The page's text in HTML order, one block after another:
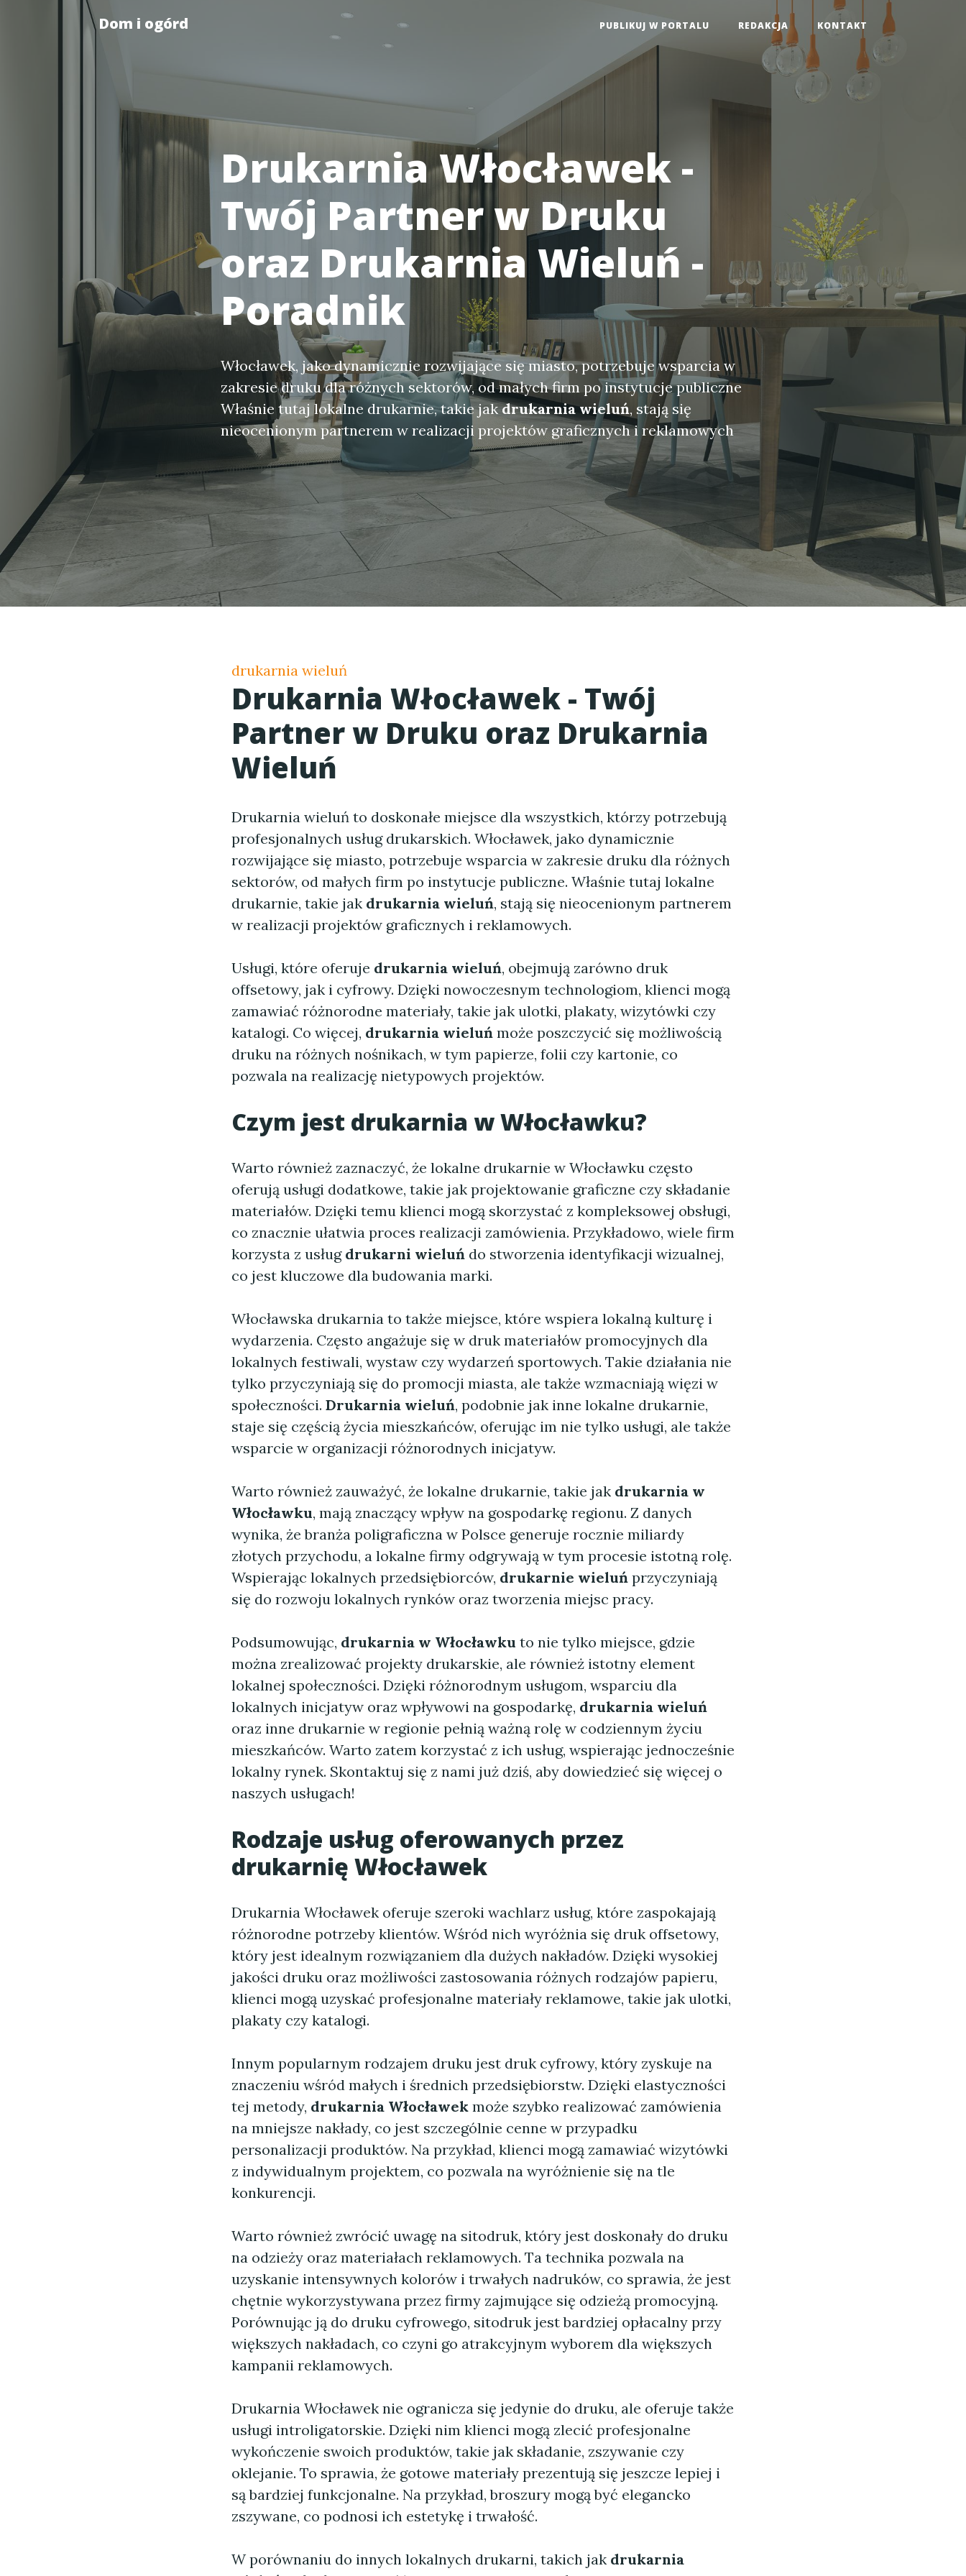
Dom i ogórd PUBLIKUJ W PORTALU REDAKCJA KONTAKT
Drukarnia Włocławek -
Twój Partner w Druku
oraz Drukarnia Wieluń -
Poradnik
Włocławek, jako dynamicznie rozwijające się miasto, potrzebuje wsparcia w
zakresie druku dla różnych sektorów, od małych firm po instytucje publiczne
Właśnie tutaj lokalne drukarnie, takie jakdrukarnia wieluń, stają się
nieocenionym partnerem w realizacji projektów graficznych i reklamowych
drukarnia wieluń
Drukarnia Włocławek - Twój
Partner w Druku oraz Drukarnia
Wieluń
Drukarnia wieluń to doskonałe miejsce dla wszystkich, którzy potrzebują
profesjonalnych usług drukarskich. Włocławek, jako dynamicznie
rozwijające się miasto, potrzebuje wsparcia w zakresie druku dla różnych
sektorów, od małych firm po instytucje publiczne. Właśnie tutaj lokalne
drukarnie, takie jak drukarnia wieluń, stają się nieocenionym partnerem
w realizacji projektów graficznych i reklamowych.
Usługi, które oferuje drukarnia wieluń, obejmują zarówno druk
offsetowy, jak i cyfrowy. Dzięki nowoczesnym technologiom, klienci mogą
zamawiać różnorodne materiały, takie jak ulotki, plakaty, wizytówki czy
katalogi. Co więcej, drukarnia wieluń może poszczycić się możliwością
druku na różnych nośnikach, w tym papierze, folii czy kartonie, co
pozwala na realizację nietypowych projektów.
Czym jest drukarnia w Włocławku?
Warto również zaznaczyć, że lokalne drukarnie w Włocławku często
oferują usługi dodatkowe, takie jak projektowanie graficzne czy składanie
materiałów. Dzięki temu klienci mogą skorzystać z kompleksowej obsługi,
co znacznie ułatwia proces realizacji zamówienia. Przykładowo, wiele firm
korzysta z usług drukarni wieluń do stworzenia identyfikacji wizualnej,
co jest kluczowe dla budowania marki.
Włocławska drukarnia to także miejsce, które wspiera lokalną kulturę i
wydarzenia. Często angażuje się w druk materiałów promocyjnych dla
lokalnych festiwali, wystaw czy wydarzeń sportowych. Takie działania nie
tylko przyczyniają się do promocji miasta, ale także wzmacniają więzi w
społeczności. Drukarnia wieluń, podobnie jak inne lokalne drukarnie,
staje się częścią życia mieszkańców, oferując im nie tylko usługi, ale także
wsparcie w organizacji różnorodnych inicjatyw.
Warto również zauważyć, że lokalne drukarnie, takie jak drukarnia w
Włocławku, mają znaczący wpływ na gospodarkę regionu. Z danych
wynika, że branża poligraficzna w Polsce generuje rocznie miliardy
złotych przychodu, a lokalne firmy odgrywają w tym procesie istotną rolę.
Wspierając lokalnych przedsiębiorców, drukarnie wieluń przyczyniają
się do rozwoju lokalnych rynków oraz tworzenia miejsc pracy.
Podsumowując, drukarnia w Włocławku to nie tylko miejsce, gdzie
można zrealizować projekty drukarskie, ale również istotny element
lokalnej społeczności. Dzięki różnorodnym usługom, wsparciu dla
lokalnych inicjatyw oraz wpływowi na gospodarkę, drukarnia wieluń
oraz inne drukarnie w regionie pełnią ważną rolę w codziennym życiu
mieszkańców. Warto zatem korzystać z ich usług, wspierając jednocześnie
lokalny rynek. Skontaktuj się z nami już dziś, aby dowiedzieć się więcej o
naszych usługach!
Rodzaje usług oferowanych przez
drukarnię Włocławek
Drukarnia Włocławek oferuje szeroki wachlarz usług, które zaspokajają
różnorodne potrzeby klientów. Wśród nich wyróżnia się druk offsetowy,
który jest idealnym rozwiązaniem dla dużych nakładów. Dzięki wysokiej
jakości druku oraz możliwości zastosowania różnych rodzajów papieru,
klienci mogą uzyskać profesjonalne materiały reklamowe, takie jak ulotki,
plakaty czy katalogi.
Innym popularnym rodzajem druku jest druk cyfrowy, który zyskuje na
znaczeniu wśród małych i średnich przedsiębiorstw. Dzięki elastyczności
tej metody, drukarnia Włocławek może szybko realizować zamówienia
na mniejsze nakłady, co jest szczególnie cenne w przypadku
personalizacji produktów. Na przykład, klienci mogą zamawiać wizytówki
z indywidualnym projektem, co pozwala na wyróżnienie się na tle
konkurencji.
Warto również zwrócić uwagę na sitodruk, który jest doskonały do druku
na odzieży oraz materiałach reklamowych. Ta technika pozwala na
uzyskanie intensywnych kolorów i trwałych nadruków, co sprawia, że jest
chętnie wykorzystywana przez firmy zajmujące się odzieżą promocyjną.
Porównując ją do druku cyfrowego, sitodruk jest bardziej opłacalny przy
większych nakładach, co czyni go atrakcyjnym wyborem dla większych
kampanii reklamowych.
Drukarnia Włocławek nie ogranicza się jedynie do druku, ale oferuje także
usługi introligatorskie. Dzięki nim klienci mogą zlecić profesjonalne
wykończenie swoich produktów, takie jak składanie, zszywanie czy
oklejanie. To sprawia, że gotowe materiały prezentują się jeszcze lepiej i
są bardziej funkcjonalne. Na przykład, broszury mogą być elegancko
zszywane, co podnosi ich estetykę i trwałość.
W porównaniu do innych lokalnych drukarni, takich jak drukarnia